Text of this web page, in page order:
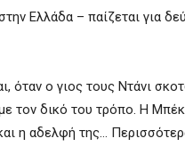
Ελλάδα – παίζεται για
όταν ο γιoς τους Ντάνι
τον δικό του τρόπο. Η
η αδελφή της…